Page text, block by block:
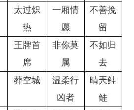
太过炽
热
一厢情
愿
不善挽
留
王牌首
席
非你莫
属
不如归
去
葬空城
温柔行
凶者
晴兲鲑
鲑